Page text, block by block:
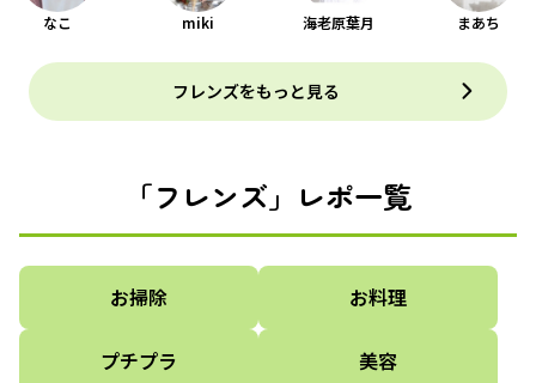
なこ miki 海老原葉月 まあち
フレンズをもっと見る
「フレンズ」レポ一覧
お掃除 お料理
プチプラ 美容